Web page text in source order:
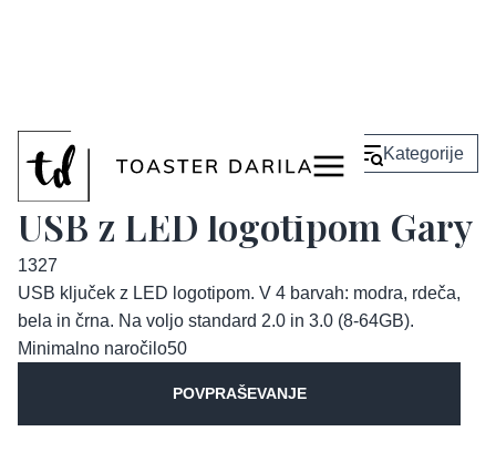
Nazaj Kategorije
USB z LED logotipom Gary
1327
USB ključek z LED logotipom. V 4 barvah: modra, rdeča,
bela in črna. Na voljo standard 2.0 in 3.0 (8-64GB).
Minimalno naročilo50
POVPRAŠEVANJE